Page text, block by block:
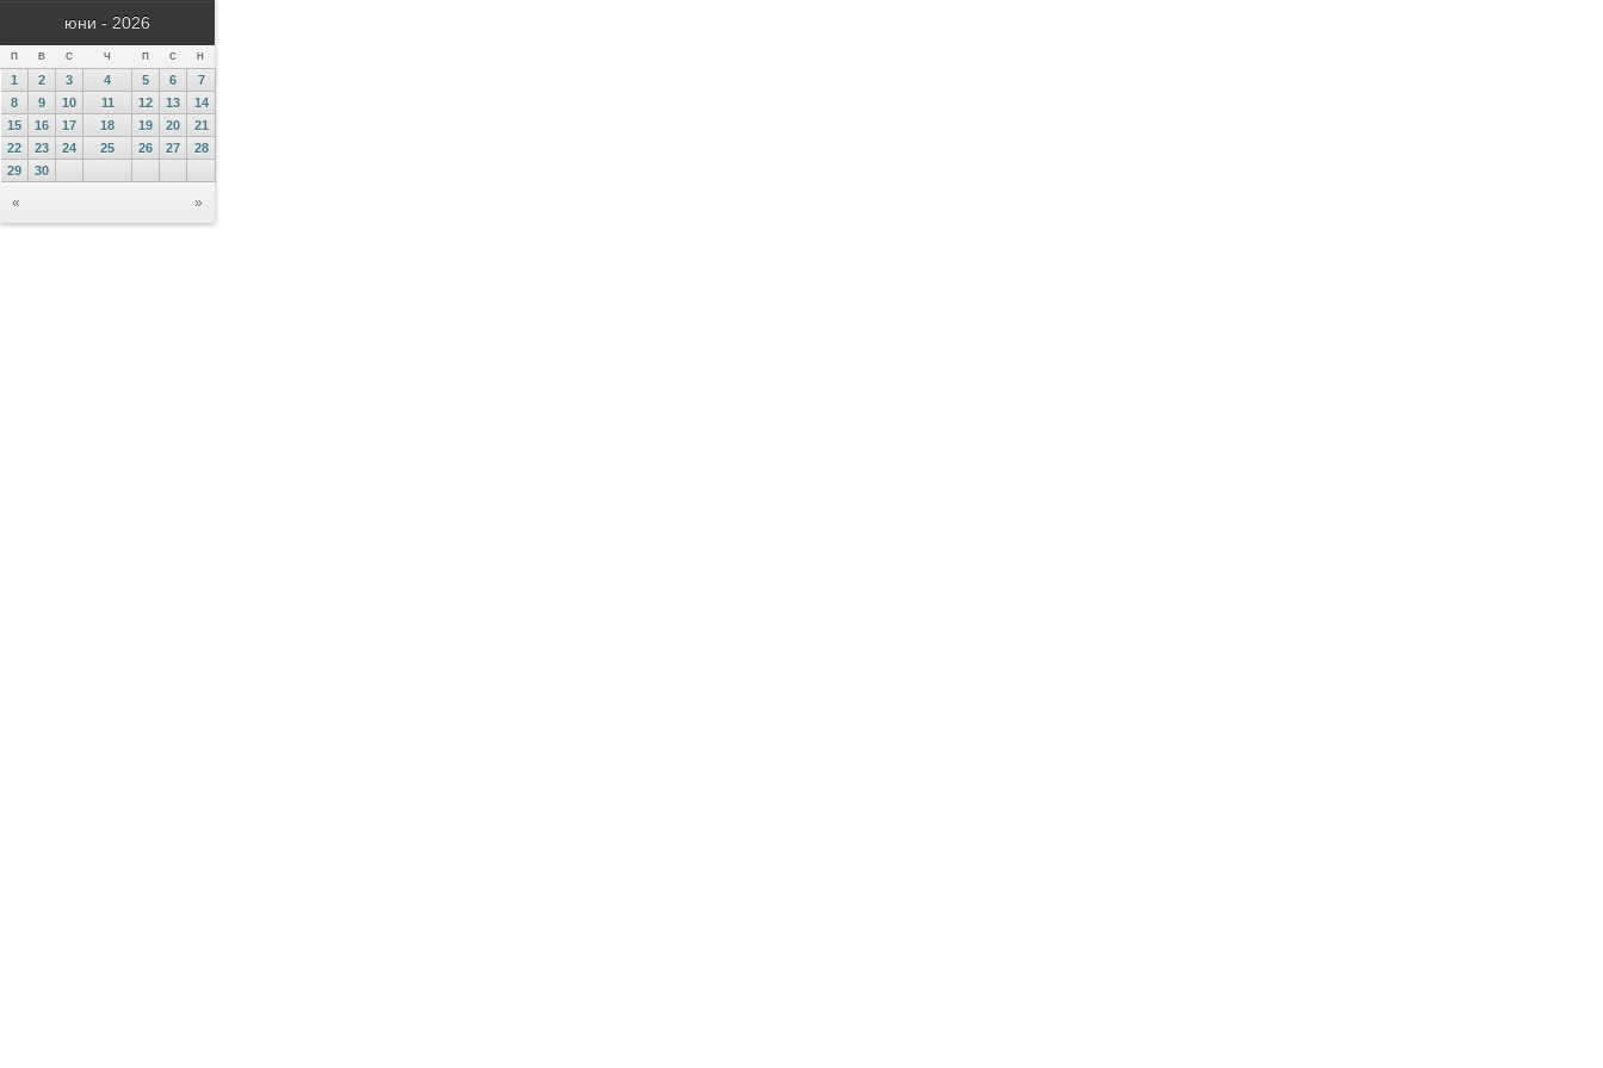
юни - 2026
П В С Ч П С Н
« »
1 2 3 4 5 6
7
8
9 10 11 12 13
14
15
16 17 18 19 20
21
22
23 24 25 26 27
28
29
30